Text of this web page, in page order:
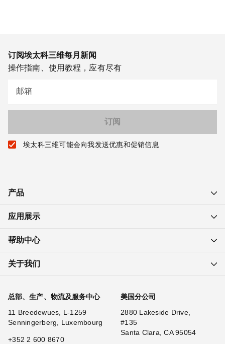
订阅埃太科三维每月新闻
操作指南、使用教程，应有尽有
邮箱
埃太科三维可能会向我发送优惠和促销信息
产品
应用展示
帮助中心
关于我们
总部、生产、物流及服务中心
11 Breedewues, L-1259
Senningerberg, Luxembourg
+352 2 600 8670
美国分公司
2880 Lakeside Drive,
#135
Santa Clara, CA 95054